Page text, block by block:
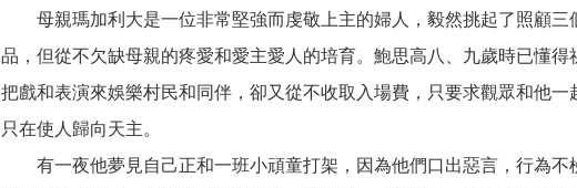
母親瑪加利大是一位非常堅強而虔敬上主的婦人，毅然挑起了照顧三
品，但從不欠缺母親的疼愛和愛主愛人的培育。鮑思高八、九歲時已懂
把戲和表演來娛樂村民和同伴，卻又從不收取入場費，只要求觀眾和他
只在使人歸向天主。
有一夜他夢見自己正和一班小頑童打架，因為他們口出惡言，行為不